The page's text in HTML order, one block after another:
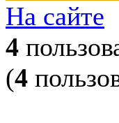
На сайте
4
(4